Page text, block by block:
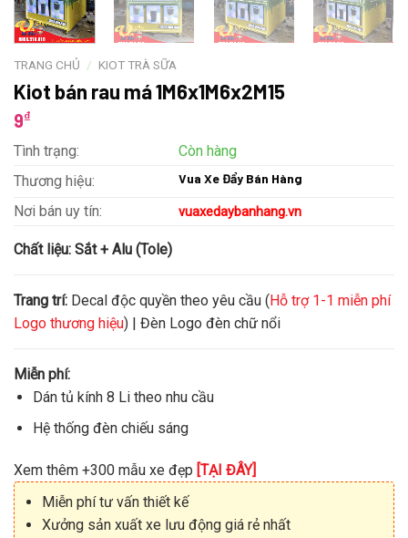
TRANG CHỦ / KIOT TRÀ SỮA
Kiot bán rau má 1M6x1M6x2M15
9₫
Tình trạng:
Còn hàng
Thương hiệu:
Vua Xe Đẩy Bán Hàng
Nơi bán uy tín: vuaxedaybanhang.vn
Chất liệu: Sắt + Alu (Tole)
Trang trí: Decal độc quyền theo yêu cầu (Hỗ trợ 1-1 miễn phí
Logo thương hiệu) | Đèn Logo đèn chữ nổi
Miễn phí:
Dán tủ kính 8 Li theo nhu cầu
Hệ thống đèn chiếu sáng
Xem thêm +300 mẫu xe đẹp [TẠI ĐÂY]
Miễn phí tư vấn thiết kế
Xưởng sản xuất xe lưu động giá rẻ nhất